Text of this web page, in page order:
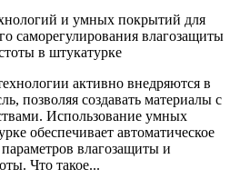
и умных покрытий для
саморегулирования влагозащиты
в штукатурке
активно внедряются в
позволяя создавать материалы с
Использование умных
обеспечивает автоматическое
влагозащиты и
Что такое...